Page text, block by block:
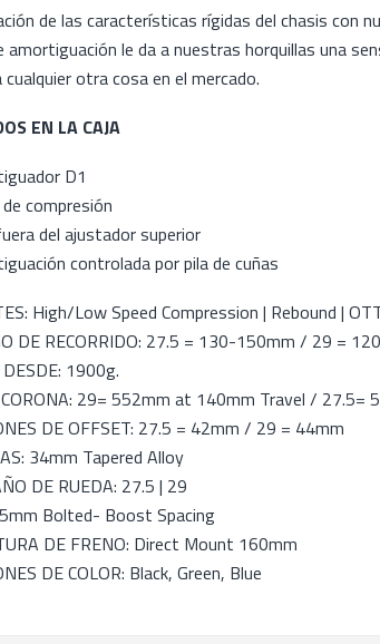
de las características rígidas del chasis con
amortiguación le da a nuestras horquillas una
otra cosa en el mercado.
EN LA CAJA
D1
compresión
del ajustador superior
controlada por pila de cuñas
High/Low Speed Compression | Rebound |
DE RECORRIDO: 27.5 = 130-150mm / 29 =
1900g.
CORONA: 29= 552mm at 140mm Travel / 27.5=
DE OFFSET: 27.5 = 42mm / 29 = 44mm
34mm Tapered Alloy
DE RUEDA: 27.5 | 29
Bolted- Boost Spacing
DE FRENO: Direct Mount 160mm
DE COLOR: Black, Green, Blue